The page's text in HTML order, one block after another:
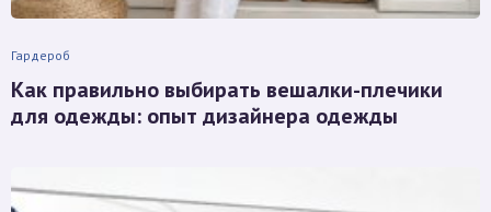
Гардероб
Как правильно выбирать вешалки-плечики
для одежды: опыт дизайнера одежды